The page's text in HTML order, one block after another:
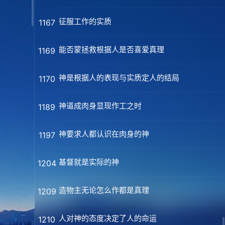
1167 征服工作的实质
1169 能否蒙拯救根据人是否喜爱真理
1170 神是根据人的表现与实质定人的结局
1189 神道成肉身显现作工之时
1197 神要求人都认识在肉身的神
1204 基督就是实际的神
1209 造物主无论怎么作都是真理
1210 人对神的态度决定了人的命运